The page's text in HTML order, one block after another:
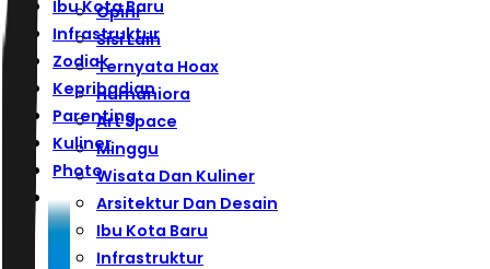
Ibu Kota Baru
Infrastruktur
Zodiak
Kepribadian
Parenting
Kuliner
Photo
Opini
Sisi Lain
Ternyata Hoax
Humaniora
Art Space
Minggu
Wisata Dan Kuliner
Arsitektur Dan Desain
Ibu Kota Baru
Infrastruktur